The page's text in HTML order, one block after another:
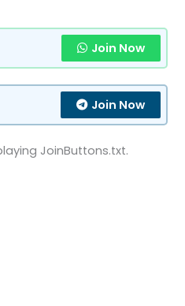
Join Now
Join Now
JoinButtons.txt.